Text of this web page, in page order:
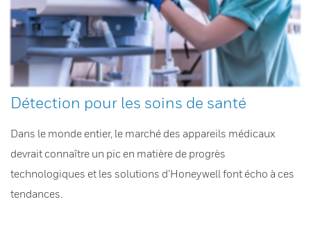
Détection pour les soins de santé
Dans le monde entier, le marché des appareils médicaux
devrait connaître un pic en matière de progrès
technologiques et les solutions d’Honeywell font écho à ces
tendances.